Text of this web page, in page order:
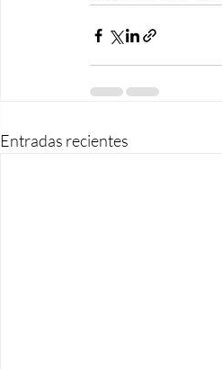
Entradas recientes